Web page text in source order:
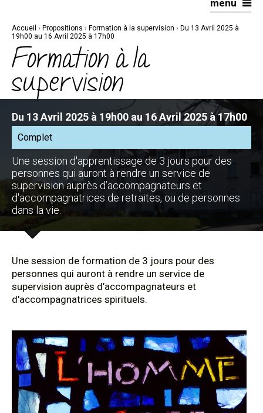
navigation
menu
Accueil › Propositions › Formation à la supervision › Du 13 Avril 2025 à
19h00 au 16 Avril 2025 à 17h00
Formation à la
supervision
Du 13 Avril 2025 à 19h00 au 16 Avril 2025 à 17h00
Complet
Une session d'apprentissage de 3 jours pour des
personnes qui auront à rendre un service de
supervision auprès d’accompagnateurs et
d'accompagnatrices de retraites, ou de personnes
dans la vie.
Une session de formation de 3 jours pour des
personnes qui auront à rendre un service de
supervision auprès d’accompagnateurs et
d'accompagnatrices spirituels.